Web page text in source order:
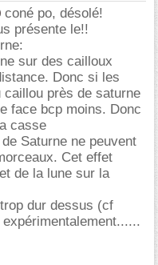
coné po, désolé!
présente le!!
sur des cailloux
Donc si les
près de saturne
face bcp moins. Donc
casse
Saturne ne peuvent
Cet effet
de la lune sur la
dur dessus (cf